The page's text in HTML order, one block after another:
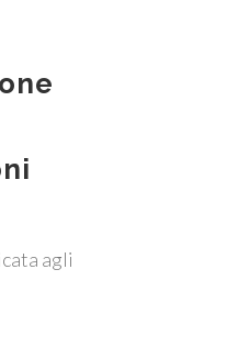
agli